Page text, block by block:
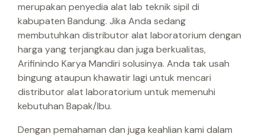
merupakan penyedia alat lab teknik sipil di
kabupaten Bandung. Jika Anda sedang
membutuhkan distributor alat laboratorium dengan
harga yang terjangkau dan juga berkualitas,
Arifinindo Karya Mandiri solusinya. Anda tak usah
bingung ataupun khawatir lagi untuk mencari
distributor alat laboratorium untuk memenuhi
kebutuhan Bapak/Ibu.
Dengan pemahaman dan juga keahlian kami dalam